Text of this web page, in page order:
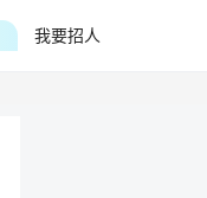
我要招人